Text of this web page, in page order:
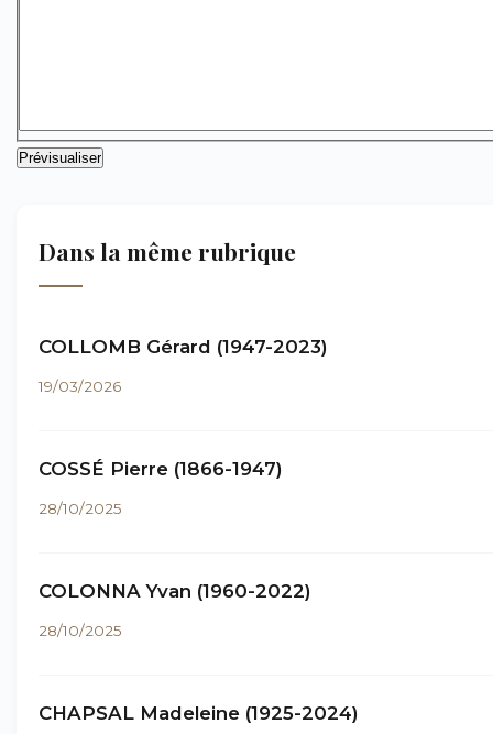
Dans la même rubrique
COLLOMB Gérard (1947-2023)
19/03/2026
COSSÉ Pierre (1866-1947)
28/10/2025
COLONNA Yvan (1960-2022)
28/10/2025
CHAPSAL Madeleine (1925-2024)